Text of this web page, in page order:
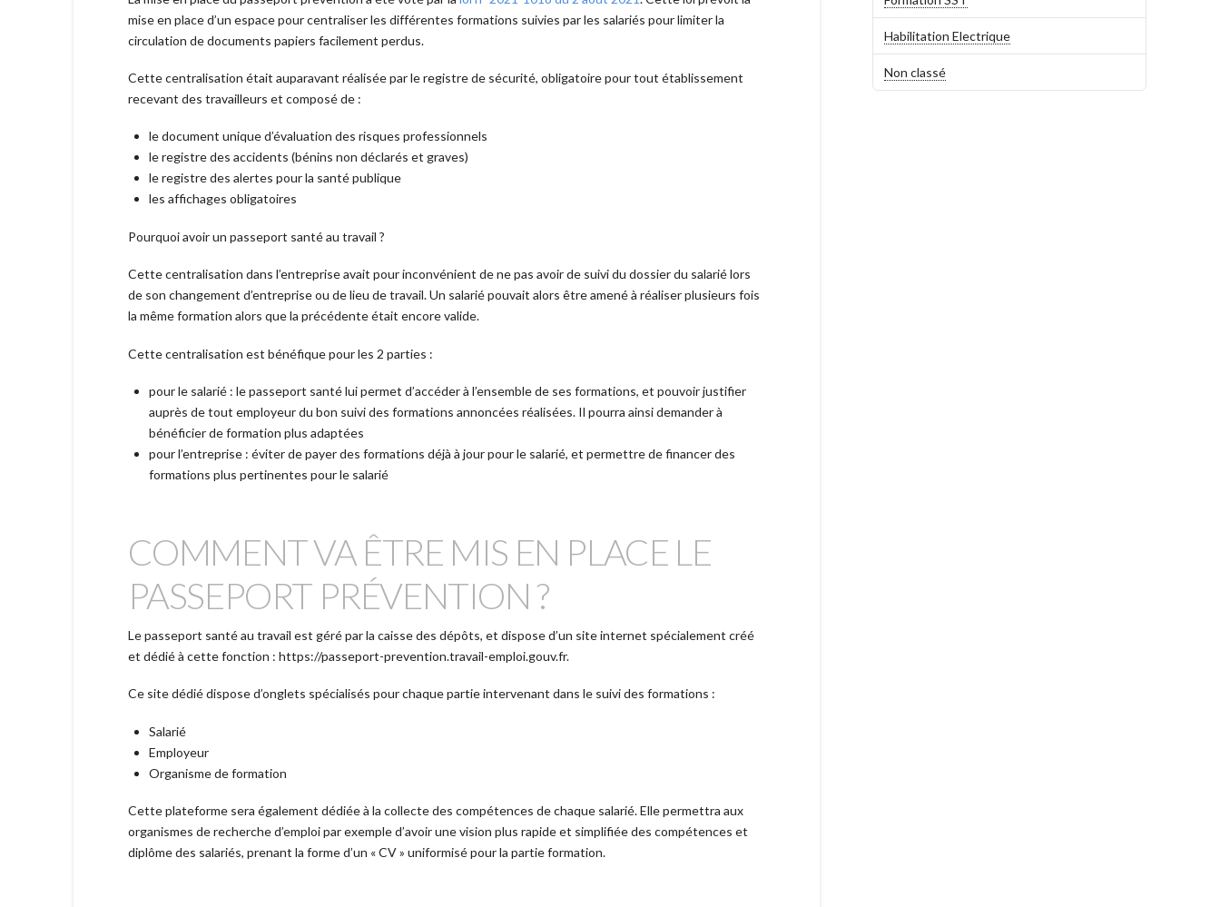
mise en place d’un espace pour centraliser les différentes formations suivies par les salariés pour limiter la
circulation de documents papiers facilement perdus.
Cette centralisation était auparavant réalisée par le registre de sécurité, obligatoire pour tout établissement
recevant des travailleurs et composé de :
le document unique d’évaluation des risques professionnels
le registre des accidents (bénins non déclarés et graves)
le registre des alertes pour la santé publique
les affichages obligatoires
Pourquoi avoir un passeport santé au travail ?
Cette centralisation dans l’entreprise avait pour inconvénient de ne pas avoir de suivi du dossier du salarié lors
de son changement d’entreprise ou de lieu de travail. Un salarié pouvait alors être amené à réaliser plusieurs fois
la même formation alors que la précédente était encore valide.
Cette centralisation est bénéfique pour les 2 parties :
pour le salarié : le passeport santé lui permet d’accéder à l’ensemble de ses formations, et pouvoir justifier
auprès de tout employeur du bon suivi des formations annoncées réalisées. Il pourra ainsi demander à
bénéficier de formation plus adaptées
pour l’entreprise : éviter de payer des formations déjà à jour pour le salarié, et permettre de financer des
formations plus pertinentes pour le salarié
COMMENT VA ÊTRE MIS EN PLACE LE
PASSEPORT PRÉVENTION ?
Le passeport santé au travail est géré par la caisse des dépôts, et dispose d’un site internet spécialement créé
et dédié à cette fonction : https://passeport-prevention.travail-emploi.gouv.fr.
Ce site dédié dispose d’onglets spécialisés pour chaque partie intervenant dans le suivi des formations :
Salarié
Employeur
Organisme de formation
Cette plateforme sera également dédiée à la collecte des compétences de chaque salarié. Elle permettra aux
organismes de recherche d’emploi par exemple d’avoir une vision plus rapide et simplifiée des compétences et
diplôme des salariés, prenant la forme d’un « CV » uniformisé pour la partie formation.
Habilitation Electrique
Non classé